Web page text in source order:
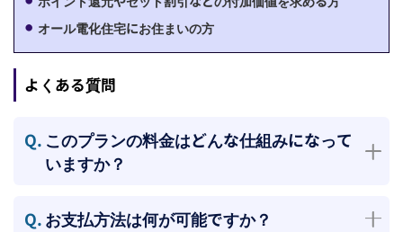
オール電化住宅にお住まいの方
よくある質問
Q. このプランの料金はどんな仕組みになって
いますか？
Q.お支払方法は何が可能ですか？